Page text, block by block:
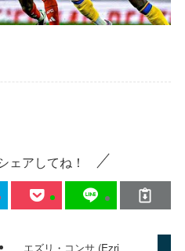
ェアしてね！
エズリ・コンサ (Ezri